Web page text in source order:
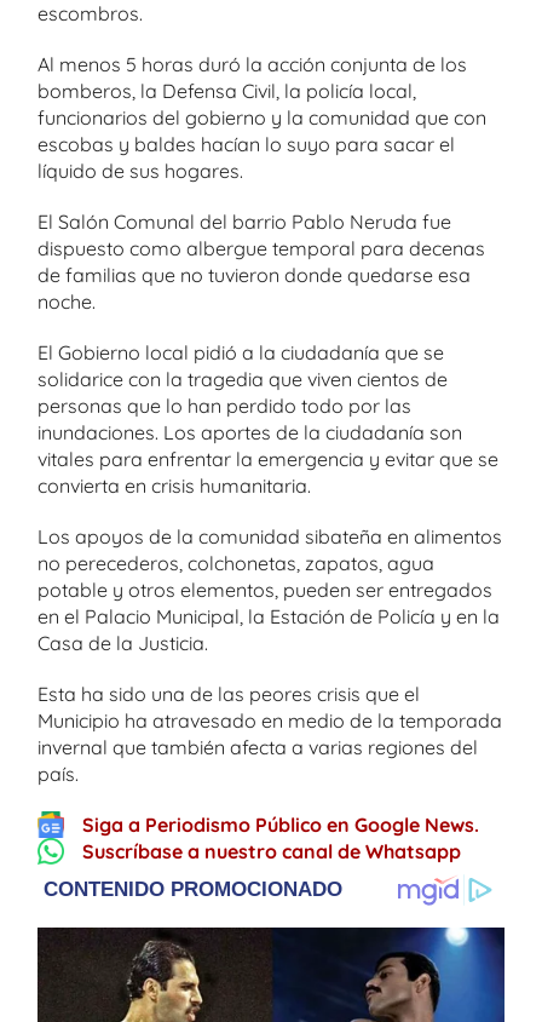
escombros.
Al menos 5 horas duró la acción conjunta de los
bomberos, la Defensa Civil, la policía local,
funcionarios del gobierno y la comunidad que con
escobas y baldes hacían lo suyo para sacar el
líquido de sus hogares.
El Salón Comunal del barrio Pablo Neruda fue
dispuesto como albergue temporal para decenas
de familias que no tuvieron donde quedarse esa
noche.
El Gobierno local pidió a la ciudadanía que se
solidarice con la tragedia que viven cientos de
personas que lo han perdido todo por las
inundaciones. Los aportes de la ciudadanía son
vitales para enfrentar la emergencia y evitar que se
convierta en crisis humanitaria.
Los apoyos de la comunidad sibateña en alimentos
no perecederos, colchonetas, zapatos, agua
potable y otros elementos, pueden ser entregados
en el Palacio Municipal, la Estación de Policía y en la
Casa de la Justicia.
Esta ha sido una de las peores crisis que el
Municipio ha atravesado en medio de la temporada
invernal que también afecta a varias regiones del
país.
Siga a Periodismo Público en Google News.
Suscríbase a nuestro canal de Whatsapp